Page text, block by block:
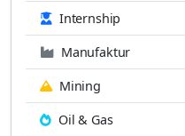
Internship
Manufaktur
Mining
Oil & Gas